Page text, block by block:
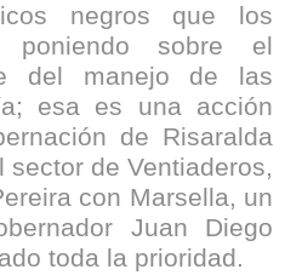
negros que los
poniendo sobre el
del manejo de las
esa es una acción
de Risaralda
de Ventiaderos,
con Marsella, un
Juan Diego
toda la prioridad.